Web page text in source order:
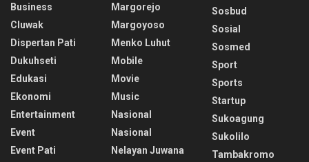
Business
Cluwak
Dispertan Pati
Dukuhseti
Edukasi
Ekonomi
Entertainment
Event
Event Pati
Margorejo
Margoyoso
Menko Luhut
Mobile
Movie
Music
Nasional
Nasional
Nelayan Juwana
Sosbud
Sosial
Sosmed
Sport
Sports
Startup
Sukoagung
Sukolilo
Tambakromo